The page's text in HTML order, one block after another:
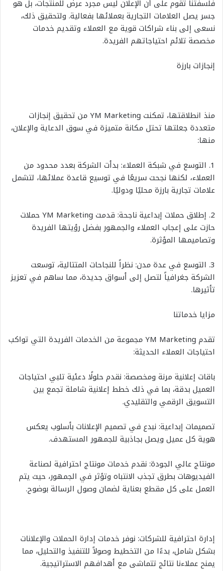
فلسفتنا تقوم على أن الإعلان ليس مجرد عرض للمنتجات، بل هو
جسر يصل العلامات التجارية بعملائها بفعالية. ولتحقيق ذلك،
نسعى إلى بناء شراكات قوية مع العملاء وتقديم خدمات
مخصصة تلائم احتياجاتهم الفريدة.
إنجازات بارزة
منذ انطلاقتها، تمكنت YM Marketing من تحقيق إنجازات
متعددة جعلتها تحتل مكانة متميزة في سوق الدعاية والإعلان،
منها:
1. التوسع في شبكة العملاء: بدأت الشركة بعدد محدود من
العملاء، لكنها نجحت سريعًا في توسيع قاعدة عملائها، لتشمل
علامات تجارية بارزة محليًا ودوليًا.
2. إطلاق حملات إبداعية ناجحة: قدمت YM Marketing حملات
حازت على إعجاب العملاء والجمهور بفضل رؤيتها الفريدة
وتصاميمها المؤثرة.
3. التوسع في عدة مدن: نظراً للنجاحات المتتالية، توسعت
الشركة جغرافياً لتصل إلى أسواق جديدة، مما ساهم في تعزيز
تأثيرها.
مزايا خدماتنا
تقدم YM Marketing مجموعة من الخدمات الفريدة التي تواكب
احتياجات العملاء الحديثة:
باقات إعلانية مرنة ومخصصة: نقدم حلولًا دعئية تلبي احتياجات
العميل بدقة، بما في ذلك خطط إعلانية شاملة تجمع بين
التسويق الرقمي والتقليدي.
تصميمات إبداعية: نبدع في تصميم الإعلانات بأسلوب يعكس
هوية كل عميل ويصل بجاذبية للجمهور المستهدف.
مونتاج عالي الجودة: نقدم خدمات مونتاج احترافية لصناعة
الفيديوهات بطرق تجذب الانتباه وتؤثر في الجمهور، حيث يتم
العمل على كل مقطع بعناية لضمان وصول الرسالة بوضوح.
إدارة احترافية للشركات: نوفر خدمات إدارة الحملات والإعلانات
بشكل شامل، بدءًا من التخطيط وصولاً للتنفيذ والتحليل، مما
يمنح عملاءنا نتائج تتماشى مع أهدافهم الاستراتيجية.